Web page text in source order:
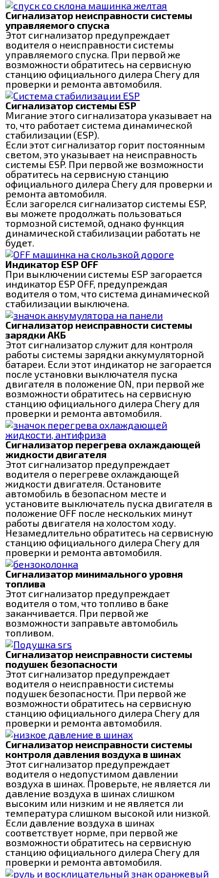
Сигнализатор неисправности системы
управляемого спуска
Этот сигнализатор предупреждает
водителя о неисправности системы
управляемого спуска. При первой же
возможности обратитесь на сервисную
станцию официального дилера Chery для
проверки и ремонта автомобиля.
Сигнализатор системы ESP
Мигание этого сигнализатора указывает на
то, что работает система динамической
стабилизации (ESP).
Если этот сигнализатор горит постоянным
светом, это указывает на неисправность
системы ESP. При первой же возможности
обратитесь на сервисную станцию
официального дилера Chery для проверки и
ремонта автомобиля.
Если загорелся сигнализатор системы ESP,
вы можете продолжать пользоваться
тормозной системой, однако функция
динамической стабилизации работать не
будет.
Индикатор ESP OFF
При выключении системы ESP загорается
индикатор ESP OFF, предупреждая
водителя о том, что система динамической
стабилизации выключена.
Сигнализатор неисправности системы
зарядки АКБ
Этот сигнализатор служит для контроля
работы системы зарядки аккумуляторной
батареи. Если этот индикатор не загорается
после установки выключателя пуска
двигателя в положение ON, при первой же
возможности обратитесь на сервисную
станцию официального дилера Chery для
проверки и ремонта автомобиля.
Сигнализатор перегрева охлаждающей
жидкости двигателя
Этот сигнализатор предупреждает
водителя о перегреве охлаждающей
жидкости двигателя. Остановите
автомобиль в безопасном месте и
установите выключатель пуска двигателя в
положение OFF после нескольких минут
работы двигателя на холостом ходу.
Незамедлительно обратитесь на сервисную
станцию официального дилера Chery для
проверки и ремонта автомобиля.
Сигнализатор минимального уровня
топлива
Этот сигнализатор предупреждает
водителя о том, что топливо в баке
заканчивается. При первой же
возможности заправьте автомобиль
топливом.
Сигнализатор неисправности системы
подушек безопасности
Этот сигнализатор предупреждает
водителя о неисправности системы
подушек безопасности. При первой же
возможности обратитесь на сервисную
станцию официального дилера Chery для
проверки и ремонта автомобиля.
Сигнализатор неисправности системы
контроля давления воздуха в шинах
Этот сигнализатор предупреждает
водителя о недопустимом давлении
воздуха в шинах. Проверьте, не является ли
давление воздуха в шинах слишком
высоким или низким и не является ли
температура слишком высокой или низкой.
Если давление воздуха в шинах
соответствует норме, при первой же
возможности обратитесь на сервисную
станцию официального дилера Chery для
проверки и ремонта автомобиля.